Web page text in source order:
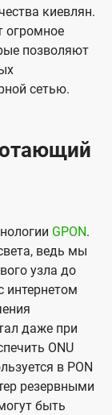
киевлян.
огромное
позволяют
сетью.
GPON.
ведь мы
узла до
интернетом
даже при
ONU
в PON
резервными
быть